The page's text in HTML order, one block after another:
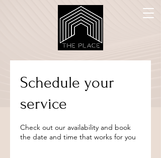
Schedule your
service
Check out our availability and book
the date and time that works for you